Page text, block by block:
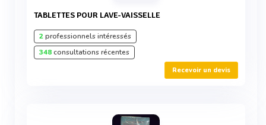
TABLETTES POUR LAVE-VAISSELLE
2professionnels intéressés
348consultations récentes
Recevoir un devis